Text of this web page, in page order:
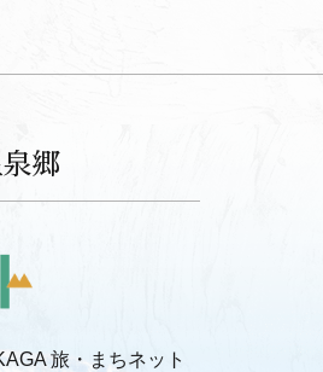
郷
旅・まちネット